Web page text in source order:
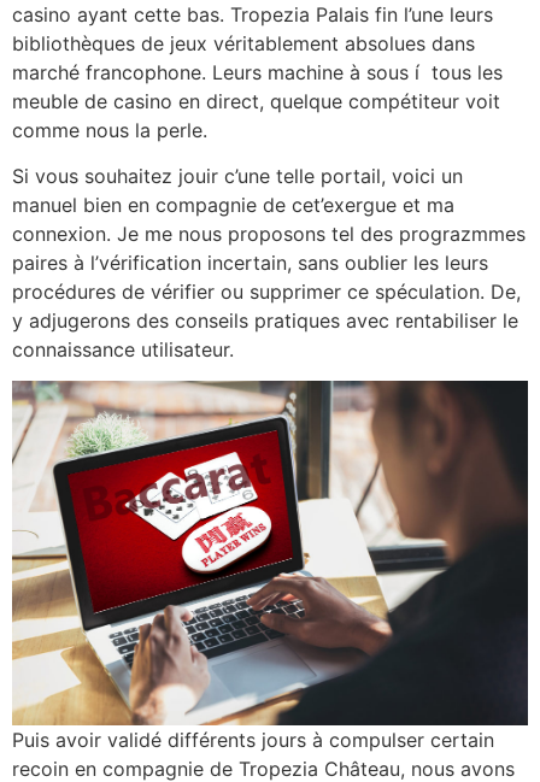
casino ayant cette bas. Tropezia Palais fin l’une leurs
bibliothèques de jeux véritablement absolues dans
marché francophone. Leurs machine à sous í tous les
meuble de casino en direct, quelque compétiteur voit
comme nous la perle.
Si vous souhaitez jouir c’une telle portail, voici un
manuel bien en compagnie de cet’exergue et ma
connexion. Je me nous proposons tel des prograzmmes
paires à l’vérification incertain, sans oublier les leurs
procédures de vérifier ou supprimer ce spéculation. De,
y adjugerons des conseils pratiques avec rentabiliser le
connaissance utilisateur.
Puis avoir validé différents jours à compulser certain
recoin en compagnie de Tropezia Château, nous avons